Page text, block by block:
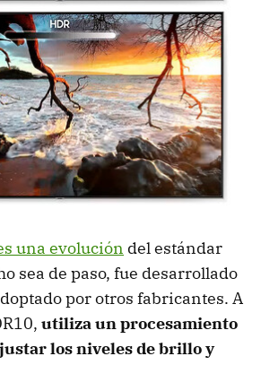
una evolución del estándar
sea de paso, fue desarrollado
por otros fabricantes. A
utiliza un procesamiento
los niveles de brillo y